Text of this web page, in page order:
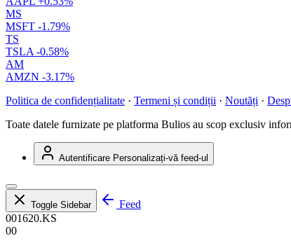
MS
MSFT -1.79%
TS
TSLA -0.58%
AM
AMZN -3.17%
Politica de confidențialitate · Termeni și condiții · Noutăți ·
Toate datele furnizate pe platforma Bulios au scop exclusiv
Autentificare Personalizați-vă feed-ul
Toggle Sidebar
Feed
001620.KS
00